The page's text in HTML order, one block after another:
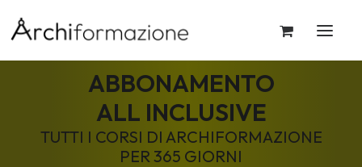
ABBONAMENTO
ALL INCLUSIVE
TUTTI I CORSI DI ARCHIFORMAZIONE
PER 365 GIORNI